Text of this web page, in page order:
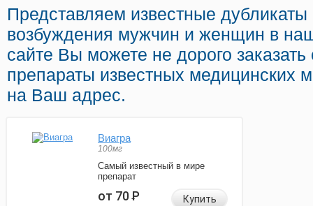
Представляем известные
возбуждения мужчин и женщин в
сайте Вы можете не дорого
препараты известных медицинских
на Ваш адрес.
Виагра
100мг
Самый известный в мире
препарат
от 70Р Купить